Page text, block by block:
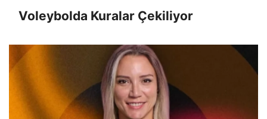
Voleybolda Kuralar Çekiliyor